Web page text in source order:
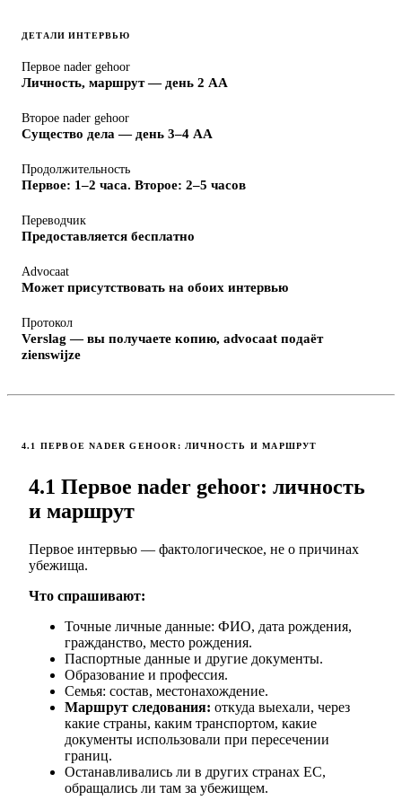
ДЕТАЛИ ИНТЕРВЬЮ
Первое nader gehoor
Личность, маршрут — день 2 AA
Второе nader gehoor
Существо дела — день 3–4 AA
Продолжительность
Первое: 1–2 часа. Второе: 2–5 часов
Переводчик
Предоставляется бесплатно
Advocaat
Может присутствовать на обоих интервью
Протокол
Verslag — вы получаете копию, advocaat подаёт
zienswijze
4.1 ПЕРВОЕ NADER GEHOOR: ЛИЧНОСТЬ И МАРШРУТ
4.1 Первое nader gehoor: личность
и маршрут
Первое интервью — фактологическое, не о причинах
убежища.
Что спрашивают:
Точные личные данные: ФИО, дата рождения,
гражданство, место рождения.
Паспортные данные и другие документы.
Образование и профессия.
Семья: состав, местонахождение.
Маршрут следования: откуда выехали, через
какие страны, каким транспортом, какие
документы использовали при пересечении
границ.
Останавливались ли в других странах ЕС,
обращались ли там за убежищем.